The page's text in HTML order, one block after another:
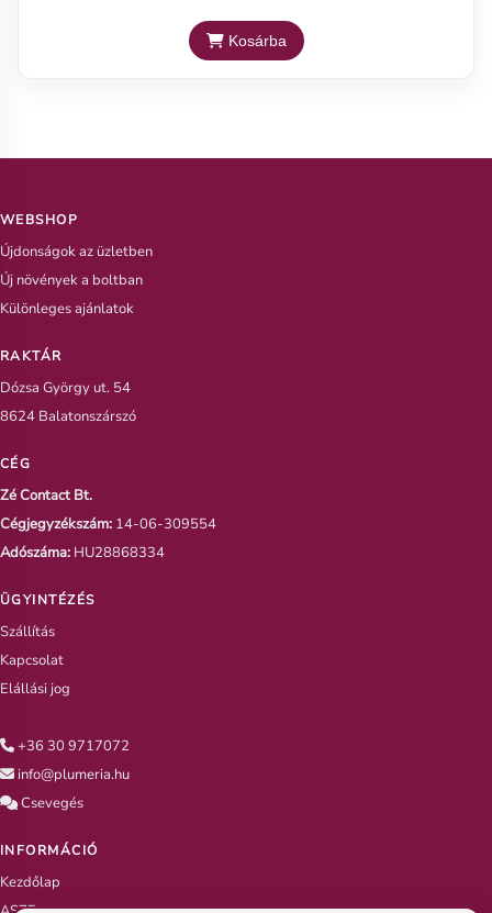
Kosárba
WEBSHOP
Újdonságok az üzletben
Új növények a boltban
Különleges ajánlatok
RAKTÁR
Dózsa György ut. 54
8624 Balatonszárszó
CÉG
Zé Contact Bt.
Cégjegyzékszám: 14-06-309554
Adószáma: HU28868334
ÜGYINTÉZÉS
Szállítás
Kapcsolat
Elállási jog
+36 30 9717072
info@plumeria.hu
Csevegés
INFORMÁCIÓ
Kezdőlap